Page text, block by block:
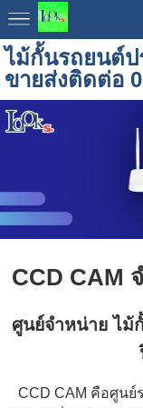
ไม้กั้นรถยนต์ป
ขายส่งติดต่อ
CCD CAM
ศูนย์จำหน่าย ไม้
CCD CAM คือศูน